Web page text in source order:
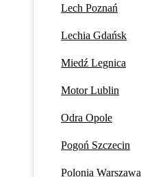
Lech Poznań
Lechia Gdańsk
Miedź Legnica
Motor Lublin
Odra Opole
Pogoń Szczecin
Polonia Warszawa